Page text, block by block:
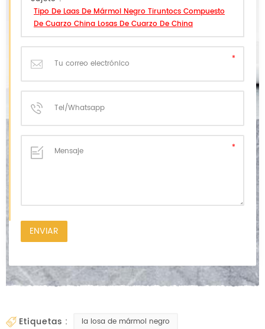
Tipo De Laas De Mármol Negro Tiruntocs Compuesto
De Cuarzo China Losas De Cuarzo De China
etiquetas :
la losa de mármol negro